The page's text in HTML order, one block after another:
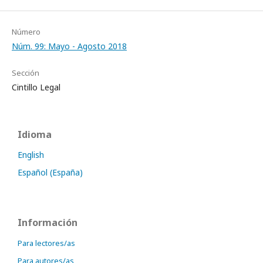
Número
Núm. 99: Mayo - Agosto 2018
Sección
Cintillo Legal
Idioma
English
Español (España)
Información
Para lectores/as